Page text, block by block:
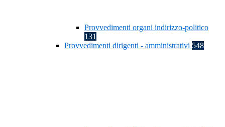
Provvedimenti organi indirizzo-politico
131
Provvedimenti dirigenti - amministrativi 548